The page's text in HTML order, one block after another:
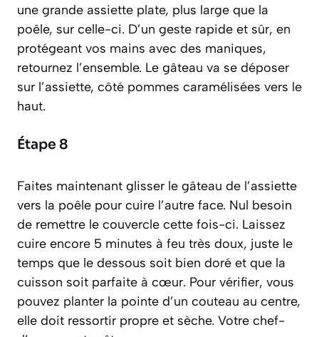
une grande assiette plate, plus large que la
poêle, sur celle-ci. D’un geste rapide et sûr, en
protégeant vos mains avec des maniques,
retournez l’ensemble. Le gâteau va se déposer
sur l’assiette, côté pommes caramélisées vers le
haut.
Étape 8
Faites maintenant glisser le gâteau de l’assiette
vers la poêle pour cuire l’autre face. Nul besoin
de remettre le couvercle cette fois-ci. Laissez
cuire encore 5 minutes à feu très doux, juste le
temps que le dessous soit bien doré et que la
cuisson soit parfaite à cœur. Pour vérifier, vous
pouvez planter la pointe d’un couteau au centre,
elle doit ressortir propre et sèche. Votre chef-